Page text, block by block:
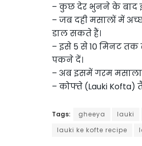
– कुछ देर भुनने के बाद
– जब दही मसालों में
डाल सकते हैं।
– इसे 5 से 10 मिनट
पकने दें।
– अब इसमें गरम
– कोफ्ते (Lauki Kofta)
Tags: gheeya lauki
lauki ke kofte recipe